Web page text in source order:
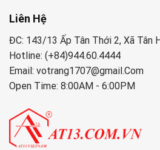
Liên Hệ
ĐC: 143/13 Ấp Tân Thới 2, Xã Tân
Hotline: (+84)944.60.4444
Email: votrang1707@gmail.Com
Open Time: 8:00AM - 6:00PM